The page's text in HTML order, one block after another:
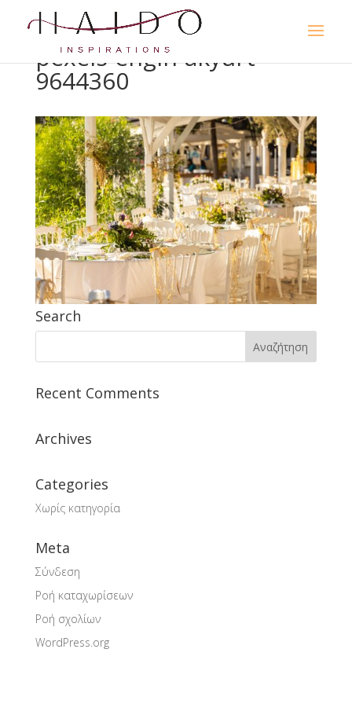
pexels-engin-akyurt-
9644360
Search
Recent Comments
Archives
Categories
Χωρίς κατηγορία
Meta
Σύνδεση
Ροή καταχωρίσεων
Ροή σχολίων
WordPress.org